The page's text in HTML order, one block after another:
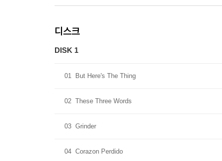
디스크
DISK 1
01 But Here's The Thing
02 These Three Words
03 Grinder
04 Corazon Perdido